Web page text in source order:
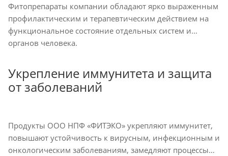
Фитопрепараты компании обладают ярко выраженным
профилактическим и терапевтическим действием на
функциональное состояние отдельных систем и
органов человека.
Укрепление иммунитета и защита
от заболеваний
Продукты ООО НПФ «ФИТЭКО» укрепляют иммунитет,
повышают устойчивость к вирусным, инфекционным и
онкологическим заболеваниям, замедляют процессы